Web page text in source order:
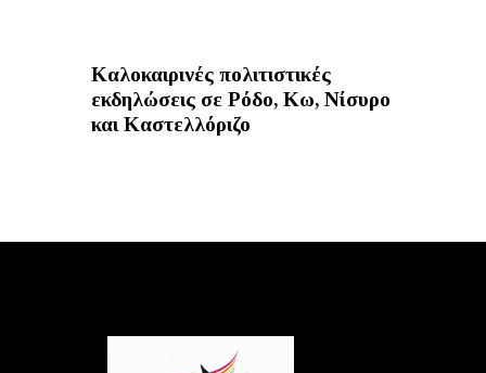
Καλοκαιρινές πολιτιστικές
εκδηλώσεις σε Ρόδο, Κω, Νίσυρο
και Καστελλόριζο